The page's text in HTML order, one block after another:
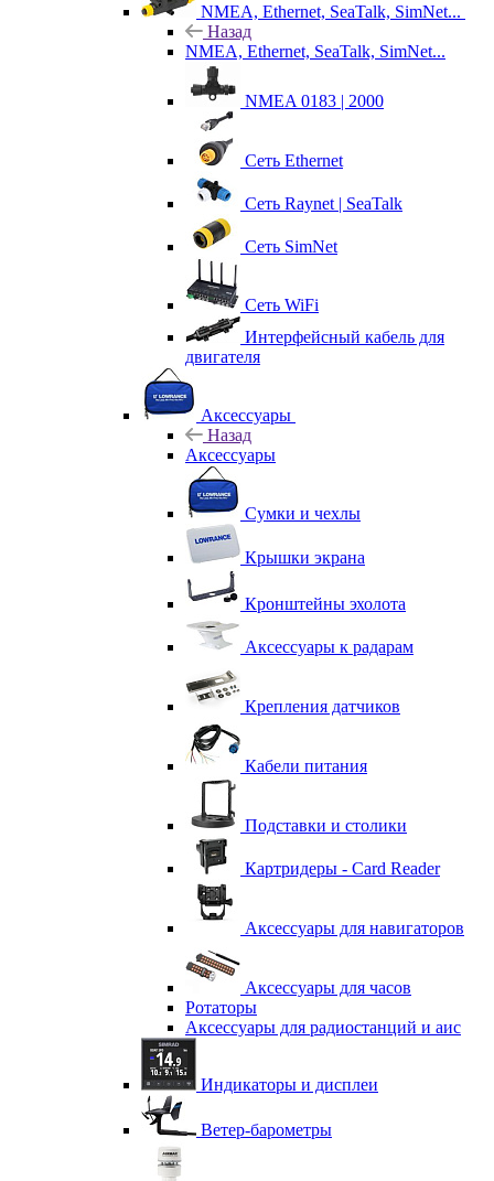
NMEA, Ethernet, SeaTalk, SimNet...
Назад
NMEA, Ethernet, SeaTalk, SimNet...
NMEA 0183 | 2000
Сеть Ethernet
Сеть Raynet | SeaTalk
Сеть SimNet
Сеть WiFi
Интерфейсный кабель для
двигателя
Аксессуары
Назад
Аксессуары
Сумки и чехлы
Крышки экрана
Кронштейны эхолота
Аксессуары к радарам
Крепления датчиков
Кабели питания
Подставки и столики
Картридеры - Card Reader
Аксессуары для навигаторов
Аксессуары для часов
Ротаторы
Аксессуары для радиостанций и аис
Индикаторы и дисплеи
Ветер-барометры